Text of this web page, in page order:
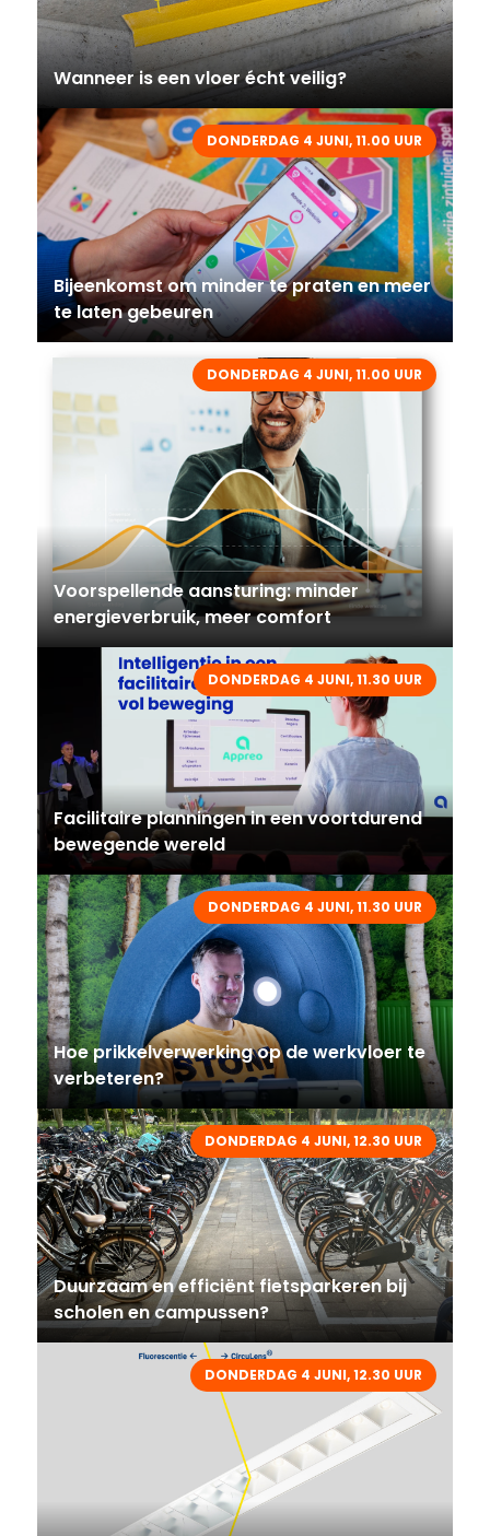
Wanneer is een vloer écht veilig?
DONDERDAG 4 JUNI, 11.00 UUR
Bijeenkomst om minder te praten en meer
te laten gebeuren
DONDERDAG 4 JUNI, 11.00 UUR
Voorspellende aansturing: minder
energieverbruik, meer comfort
DONDERDAG 4 JUNI, 11.30 UUR
Facilitaire planningen in een voortdurend
bewegende wereld
DONDERDAG 4 JUNI, 11.30 UUR
Hoe prikkelverwerking op de werkvloer te
verbeteren?
DONDERDAG 4 JUNI, 12.30 UUR
Duurzaam en efficiënt fietsparkeren bij
scholen en campussen?
DONDERDAG 4 JUNI, 12.30 UUR